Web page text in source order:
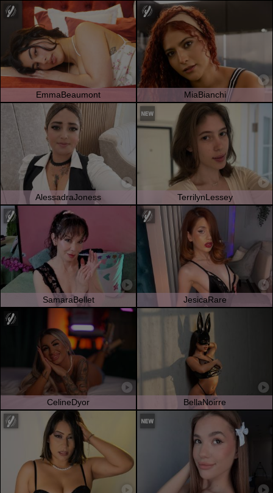
EmmaBeaumont MiaBianchi
AlessadraJoness TerrilynLessey
SamaraBellet JesicaRare
CelineDyor BellaNoirre